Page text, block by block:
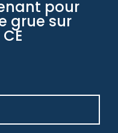
pour
grue sur